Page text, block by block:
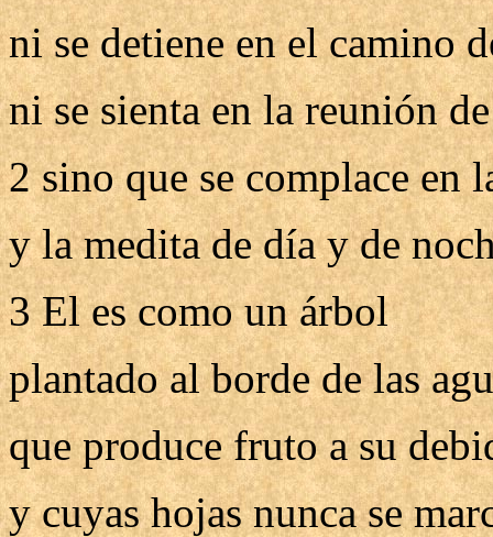
ni se detiene en el camino
ni se sienta en la reunión
2 sino que se complace en
y la medita de día y de
3 El es como un árbol
plantado al borde de las
que produce fruto a su
y cuyas hojas nunca se